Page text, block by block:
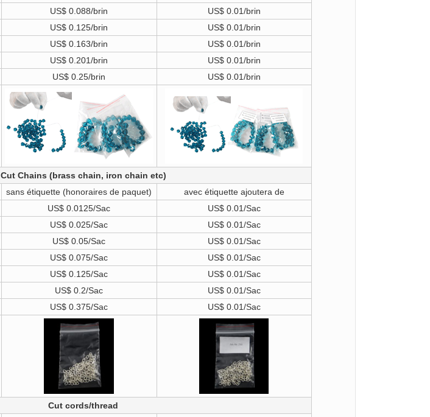
US$ 0.088/brin
US$ 0.01/brin
US$ 0.125/brin
US$ 0.01/brin
US$ 0.163/brin
US$ 0.01/brin
US$ 0.201/brin
US$ 0.01/brin
US$ 0.25/brin US$ 0.01/brin
Cut Chains (brass chain, iron chain etc)
sans étiquette (honoraires de paquet)
avec étiquette ajoutera de
US$ 0.0125/Sac
US$ 0.01/Sac
US$ 0.025/Sac
US$ 0.01/Sac
US$ 0.05/Sac
US$ 0.01/Sac
US$ 0.075/Sac
US$ 0.01/Sac
US$ 0.125/Sac
US$ 0.01/Sac
US$ 0.2/Sac
US$ 0.01/Sac
US$ 0.375/Sac US$ 0.01/Sac
Cut cords/thread